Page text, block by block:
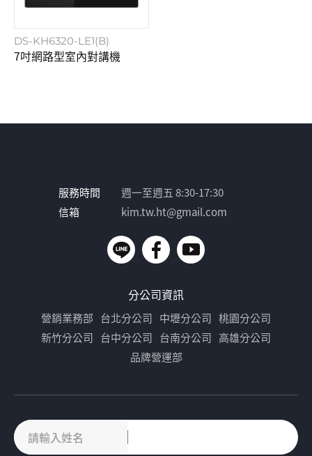
DS-KH6320-LE1(B)
7吋網路型室內對講機
服務時間
週一至週五 8:30-17:30
信箱
kim.tw.ht@gmail.com
分公司資訊
營銷業務部 台北分公司 中壢分公司 桃園分公司
新竹分公司 台中分公司 台南分公司 高雄分公司
品牌營運部